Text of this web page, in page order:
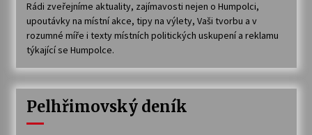
Rádi zveřejníme aktuality, zajímavosti nejen o Humpolci,
upoutávky na místní akce, tipy na výlety, Vaši tvorbu a v
rozumné míře i texty místních politických uskupení a reklamu
týkající se Humpolce.
Pelhřimovský deník